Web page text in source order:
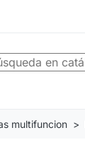
multifuncion